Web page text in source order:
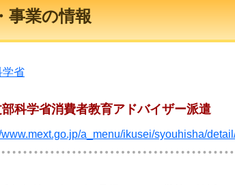
事業の情報
学省
科学省消費者教育アドバイザー派遣
www.mext.go.jp/a_menu/ikusei/syouhisha/